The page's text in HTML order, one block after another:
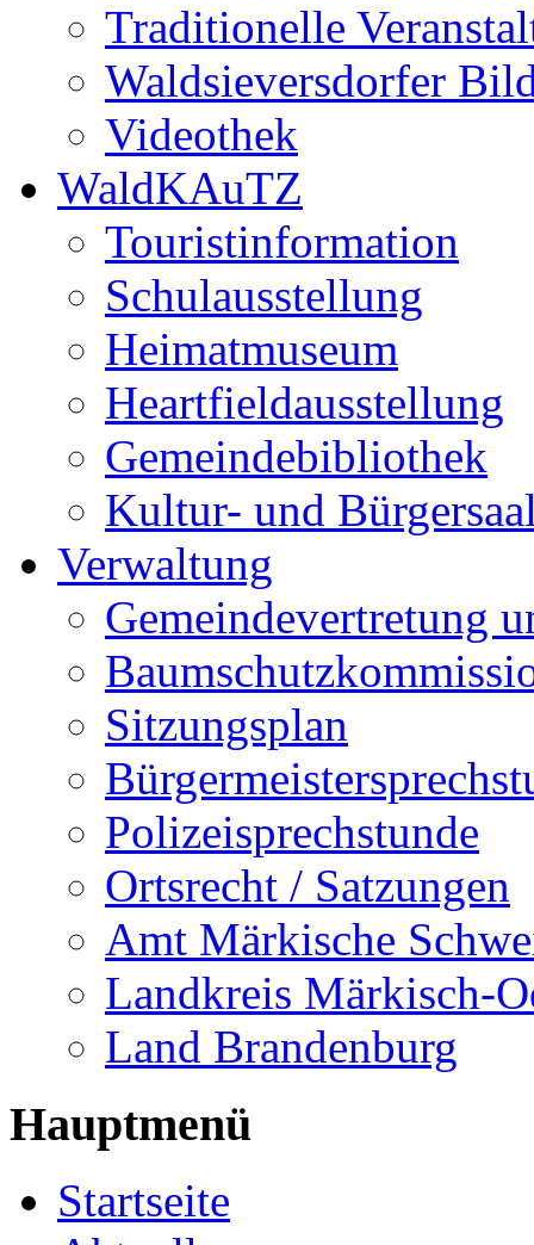
Traditionelle
Waldsieversdorfer
Videothek
WaldKAuTZ
Touristinformation
Schulausstellung
Heimatmuseum
Heartfieldausstellung
Gemeindebibliothek
Kultur- und
Verwaltung
Gemeindevertretung
Sitzungsplan
Polizeisprechstunde
Ortsrecht / Satzungen
Amt Märkische
Landkreis Märkisch-
Land Brandenburg
Hauptmenü
Startseite